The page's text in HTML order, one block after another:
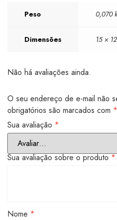
Peso 0,070
Dimensões 15 ×
Não há avaliações ainda.
O seu endereço de e-mail não
obrigatórios são marcados com *
Sua avaliação *
Sua avaliação sobre o produto*
Nome *